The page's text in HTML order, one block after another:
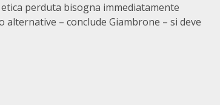
perduta bisogna immediatamente
– conclude Giambrone – si deve